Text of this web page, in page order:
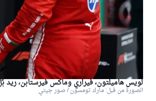
دبليو آر سي
لويس هاميلتون، فيراري وماكس فيرستابن، ريد
الصورة من قبل: مارك تومسون / صور جيتي